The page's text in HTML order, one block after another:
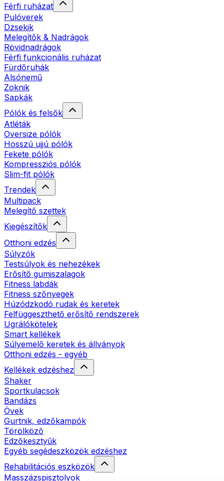
Férfi ruházat
Pulóverek
Dzsekik
Melegítők & Nadrágok
Rövidnadrágok
Férfi funkcionális ruházat
Fürdőruhák
Alsónemű
Zoknik
Sapkák
Pólók és felsők
Atléták
Oversize pólók
Hosszú ujjú pólók
Fekete pólók
Kompressziós pólók
Slim-fit pólók
Trendek
Multipack
Melegítő szettek
Kiegészítők
Otthoni edzés
Súlyzók
Testsúlyok és nehezékek
Erősítő gumiszalagok
Fitness labdák
Fitness szőnyegek
Húzódzkodó rudak és keretek
Felfüggeszthető erősítő rendszerek
Ugrálókötelek
Smart kellékek
Súlyemelő keretek és állványok
Otthoni edzés - egyéb
Kellékek edzéshez
Shaker
Sportkulacsok
Bandázs
Övek
Gurtnik, edzőkampók
Törölköző
Edzőkesztyűk
Egyéb segédeszközök edzéshez
Rehabilitációs eszközök
Masszázspisztolyok